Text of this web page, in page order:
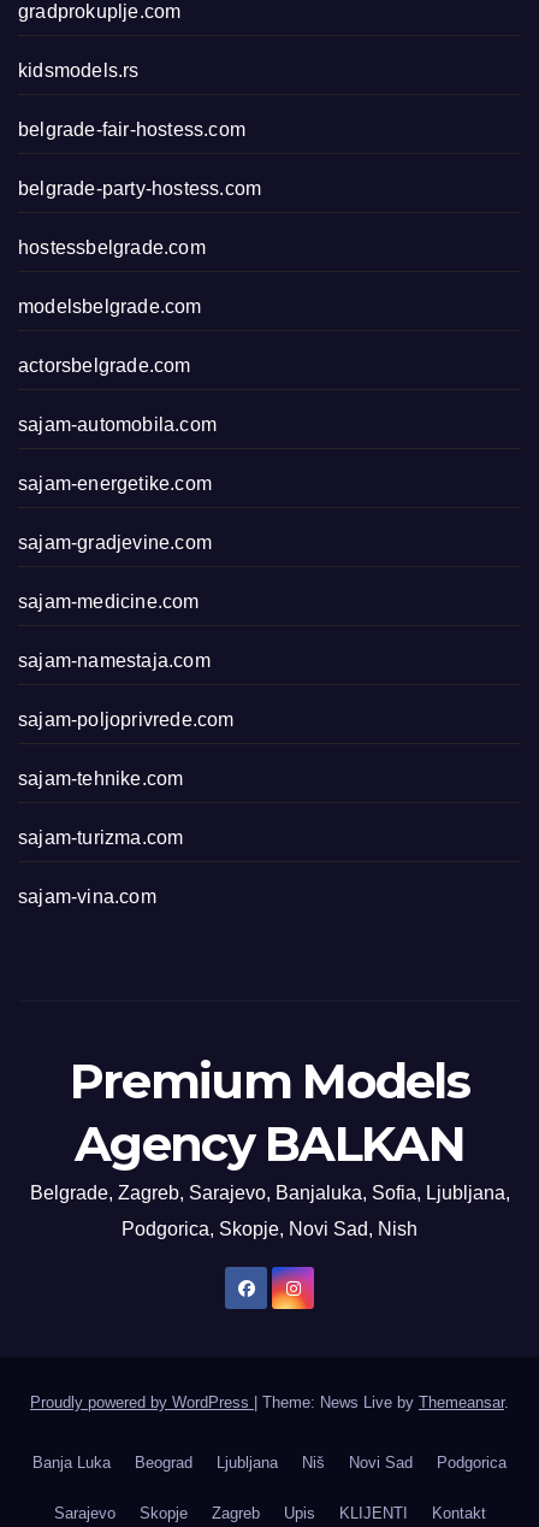
gradprokuplje.com
kidsmodels.rs
belgrade-fair-hostess.com
belgrade-party-hostess.com
hostessbelgrade.com
modelsbelgrade.com
actorsbelgrade.com
sajam-automobila.com
sajam-energetike.com
sajam-gradjevine.com
sajam-medicine.com
sajam-namestaja.com
sajam-poljoprivrede.com
sajam-tehnike.com
sajam-turizma.com
sajam-vina.com
Premium Models
Agency BALKAN
Belgrade, Zagreb, Sarajevo, Banjaluka, Sofia, Ljubljana,
Podgorica, Skopje, Novi Sad, Nish
Proudly powered by WordPress Theme: News Live by Themeansar.
Banja Luka Beograd Ljubljana Niš Novi Sad Podgorica
Sarajevo Skopje Zagreb Upis KLIJENTI Kontakt